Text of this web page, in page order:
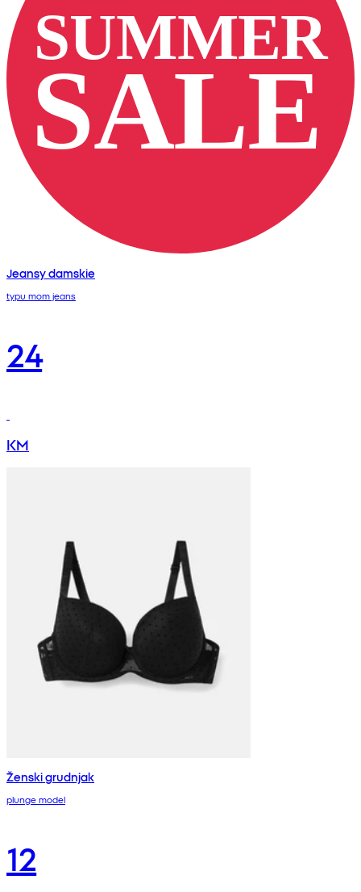
Jeansy damskie
typu mom jeans
24
KM
Ženski grudnjak
plunge model
12